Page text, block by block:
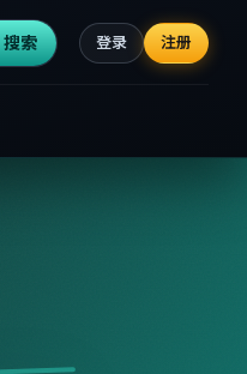
搜索 登录 注册